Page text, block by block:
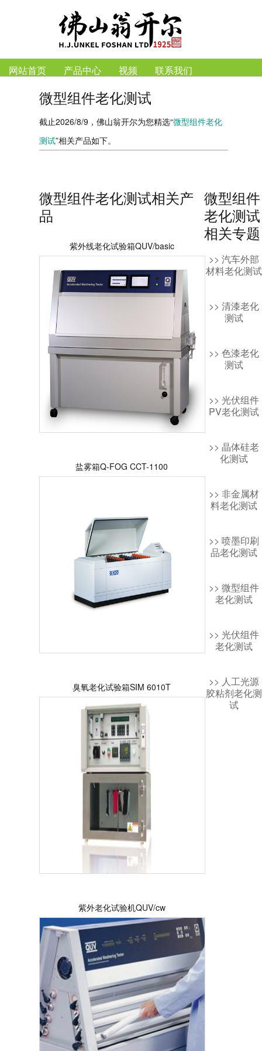
网站首页 产品中心 视频 联系我们
微型组件老化测试
截止2026/8/9，佛山翁开尔为您精选“微型组件老化
测试”相关产品如下。
微型组件老化测试相关产
品
紫外线老化试验箱QUV/basic
盐雾箱Q-FOG CCT-1100
臭氧老化试验箱SIM 6010T
紫外老化试验机QUV/cw
微型组件
老化测试
相关专题
>> 汽车外部
材料老化测试
>> 清漆老化
测试
>> 色漆老化
测试
>> 光伏组件
PV老化测试
>> 晶体硅老
化测试
>> 非金属材
料老化测试
>> 喷墨印刷
品老化测试
>> 微型组件
老化测试
>> 光伏组件
老化测试
>> 人工光源
胶粘剂老化测
试